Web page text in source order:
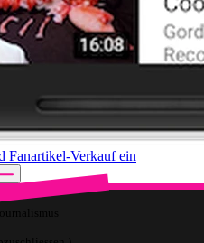
Fanartikel-Verkauf ein